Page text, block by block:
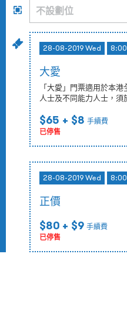
28-08-2019 Wed
大愛
「大愛」門票適用於本
人士及不同能力人士，須
$65 + $8 手續費
已停售
28-08-2019 Wed
正價
$80 + $9 手續費
已停售